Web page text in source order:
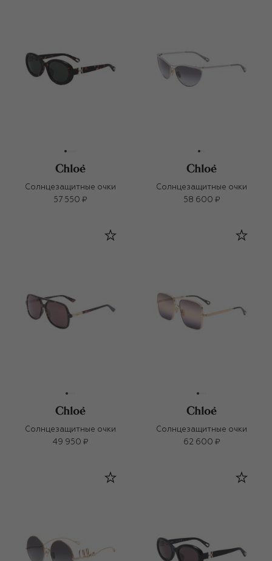
Солнцезащитные очки
57 550 ₽
Солнцезащитные очки
58 600 ₽
Солнцезащитные очки
49 950 ₽
Солнцезащитные очки
62 600 ₽